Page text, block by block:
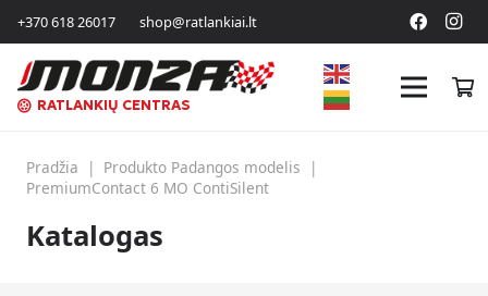
+370 618 26017 shop@ratlankiai.lt
RATLANKIŲ CENTRAS
Pradžia | Produkto Padangos modelis
|
PremiumContact 6 MO ContiSilent
Katalogas